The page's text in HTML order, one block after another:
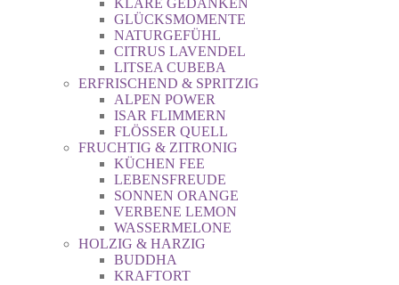
KLARE GEDANKEN
GLÜCKSMOMENTE
NATURGEFÜHL
CITRUS LAVENDEL
LITSEA CUBEBA
ERFRISCHEND & SPRITZIG
ALPEN POWER
ISAR FLIMMERN
FLÖSSER QUELL
FRUCHTIG & ZITRONIG
KÜCHEN FEE
LEBENSFREUDE
SONNEN ORANGE
VERBENE LEMON
WASSERMELONE
HOLZIG & HARZIG
BUDDHA
KRAFTORT